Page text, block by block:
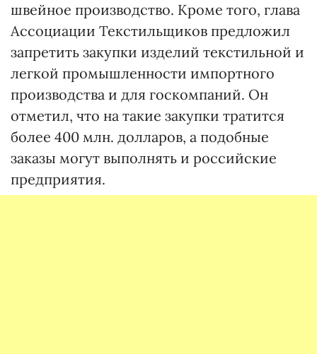
швейное производство. Кроме того, глава
Ассоциации Текстильщиков предложил
запретить закупки изделий текстильной и
легкой промышленности импортного
производства и для госкомпаний. Он
отметил, что на такие закупки тратится
более 400 млн. долларов, а подобные
заказы могут выполнять и российские
предприятия.